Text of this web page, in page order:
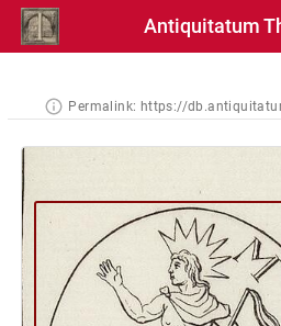
Antiquitatum
Permalink: https://